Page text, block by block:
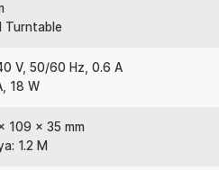
6AK5. Pastikan Anda memasang
X4
Turntable
V, 50/60 Hz, 0.6 A
18 W
109 x 35 mm
1.2 M